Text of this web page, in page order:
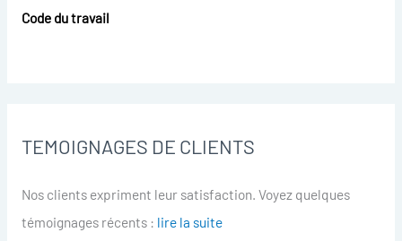
Code du travail
TEMOIGNAGES DE CLIENTS
Nos clients expriment leur satisfaction. Voyez quelques
témoignages récents : lire la suite